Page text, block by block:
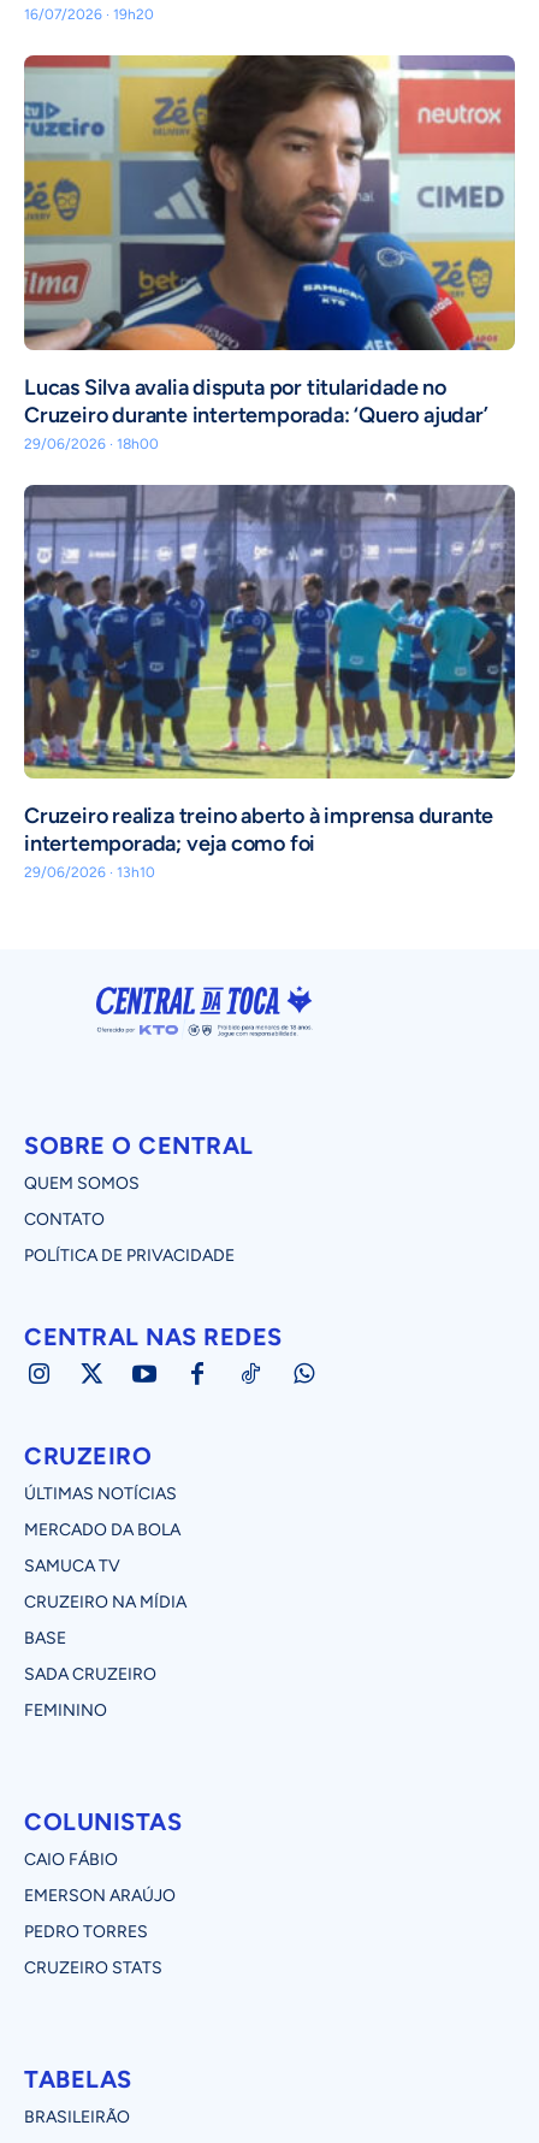
16/07/2026 · 19h20
Lucas Silva avalia disputa por titularidade no
Cruzeiro durante intertemporada: ‘Quero ajudar’
29/06/2026 · 18h00
Cruzeiro realiza treino aberto à imprensa durante
intertemporada; veja como foi
29/06/2026 · 13h10
SOBRE O CENTRAL
QUEM SOMOS
CONTATO
POLÍTICA DE PRIVACIDADE
CENTRAL NAS REDES
CRUZEIRO
ÚLTIMAS NOTÍCIAS
MERCADO DA BOLA
SAMUCA TV
CRUZEIRO NA MÍDIA
BASE
SADA CRUZEIRO
FEMININO
COLUNISTAS
CAIO FÁBIO
EMERSON ARAÚJO
PEDRO TORRES
CRUZEIRO STATS
TABELAS
BRASILEIRÃO